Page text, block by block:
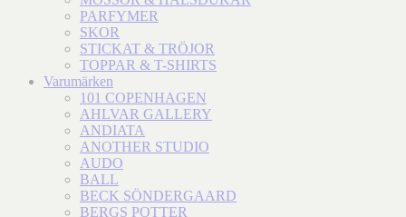
PARFYMER
SKOR
STICKAT & TRÖJOR
TOPPAR & T-SHIRTS
Varumärken
101 COPENHAGEN
AHLVAR GALLERY
ANDIATA
ANOTHER STUDIO
AUDO
BALL
BECK SÖNDERGAARD
BERGS POTTER